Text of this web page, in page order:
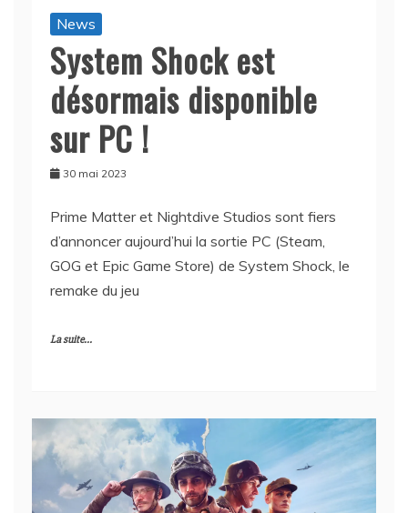
News
System Shock est
désormais disponible
sur PC !
30 mai 2023
Prime Matter et Nightdive Studios sont fiers
d’annoncer aujourd’hui la sortie PC (Steam,
GOG et Epic Game Store) de System Shock, le
remake du jeu
La suite...